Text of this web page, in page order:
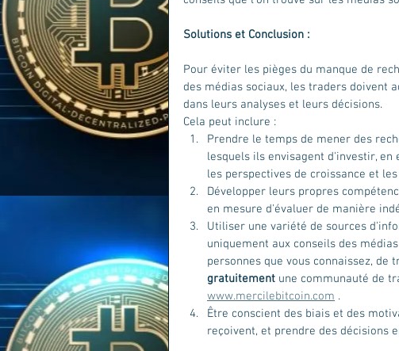
Solutions et Conclusion :
Pour éviter les pièges du manque de
des médias sociaux, les traders doivent
dans leurs analyses et leurs décisions.
Cela peut inclure :
Prendre le temps de mener des
lesquels ils envisagent d'investir,
les perspectives de croissance et
Développer leurs propres
en mesure d'évaluer de manière
Utiliser une variété de sources
uniquement aux conseils des
personnes que vous connaissez, de
gratuitement une communauté de
www.mercilebitcoin.com .
Être conscient des biais et des
reçoivent, et prendre des décisions